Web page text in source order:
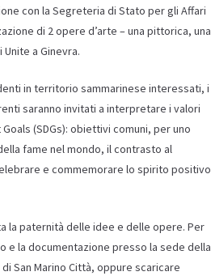
con la Segreteria di Stato per gli Affari
di 2 opere d’arte – una pittorica, una
a Ginevra.
in territorio sammarinese interessati, i
saranno invitati a interpretare i valori
(SDGs): obiettivi comuni, per uno
fame nel mondo, il contrasto al
e commemorare lo spirito positivo
la paternità delle idee e delle opere. Per
la documentazione presso la sede della
San Marino Città, oppure scaricare